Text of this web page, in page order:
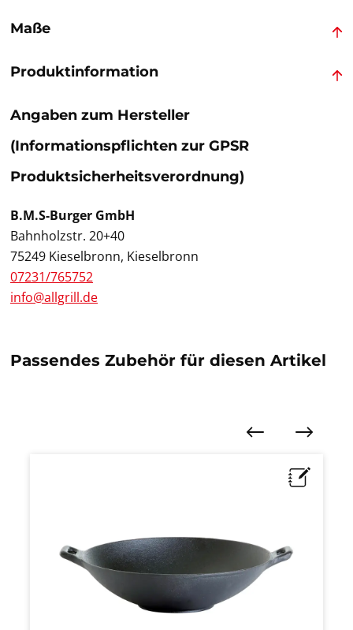
Maße
Produktinformation
Angaben zum Hersteller
(Informationspflichten zur GPSR
Produktsicherheitsverordnung)
B.M.S-Burger GmbH
Bahnholzstr. 20+40
75249 Kieselbronn, Kieselbronn
07231/765752
info@allgrill.de
Passendes Zubehör für diesen Artikel